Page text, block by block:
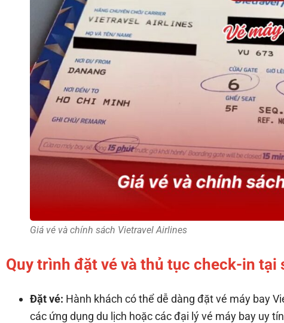
Giá vé và chính sách Vietravel Airlines
Quy trình đặt vé và thủ tục check-in tại
Đặt vé: Hành khách có thể dễ dàng đặt vé máy bay
các ứng dụng du lịch hoặc các đại lý vé máy bay uy